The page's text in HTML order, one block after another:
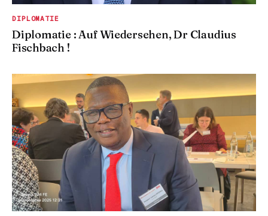
DIPLOMATIE
Diplomatie : Auf Wiedersehen, Dr Claudius
Fischbach !